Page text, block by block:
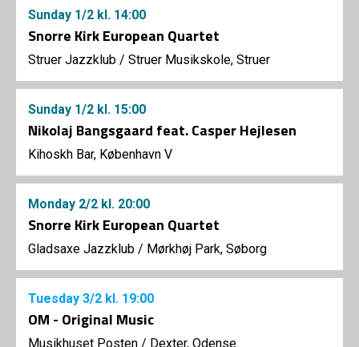
Sunday 1/2 kl. 14:00
Snorre Kirk European Quartet
Struer Jazzklub / Struer Musikskole, Struer
Sunday 1/2 kl. 15:00
Nikolaj Bangsgaard feat. Casper Hejlesen
Kihoskh Bar, København V
Monday 2/2 kl. 20:00
Snorre Kirk European Quartet
Gladsaxe Jazzklub / Mørkhøj Park, Søborg
Tuesday 3/2 kl. 19:00
OM - Original Music
Musikhuset Posten / Dexter, Odense